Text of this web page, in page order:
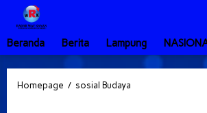
Lewati
konten
Beranda
Berita Lampung
Homepage / sosial Budaya